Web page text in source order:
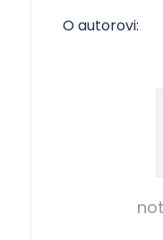
O autorovi: